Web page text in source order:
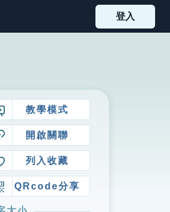
登入
教學模式
開啟關聯
列入收藏
QRcode分享